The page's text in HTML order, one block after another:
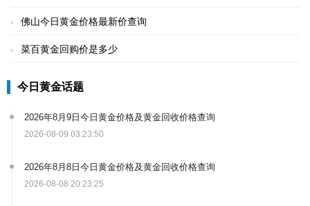
佛山今日黄金价格最新价查询
菜百黄金回购价是多少
今日黄金话题
2026年8月9日今日黄金价格及黄金回收价格查询
2026-08-09 03:23:50
2026年8月8日今日黄金价格及黄金回收价格查询
2026-08-08 20:23:25